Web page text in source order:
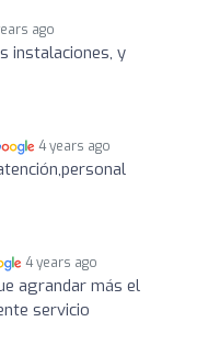
ago
instalaciones, y
4 years ago
4 years ago
agrandar más el
servicio